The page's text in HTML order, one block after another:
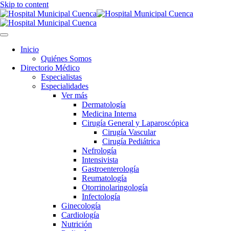
Skip to content
Inicio
Quiénes Somos
Directorio Médico
Especialistas
Especialidades
Ver más
Dermatología
Medicina Interna
Cirugía General y Laparoscópica
Cirugía Vascular
Cirugía Pediátrica
Nefrología
Intensivista
Gastroenterología
Reumatología
Otorrinolaringología
Infectología
Ginecología
Cardiología
Nutrición